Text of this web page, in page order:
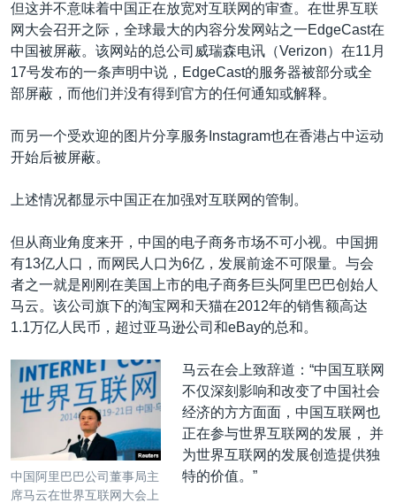
但这并不意味着中国正在放宽对互联网的审查。在世界互联
网大会召开之际，全球最大的内容分发网站之一EdgeCast在
中国被屏蔽。该网站的总公司威瑞森电讯（Verizon）在11月
17号发布的一条声明中说，EdgeCast的服务器被部分或全
部屏蔽，而他们并没有得到官方的任何通知或解释。
而另一个受欢迎的图片分享服务Instagram也在香港占中运动
开始后被屏蔽。
上述情况都显示中国正在加强对互联网的管制。
但从商业角度来开，中国的电子商务市场不可小视。中国拥
有13亿人口，而网民人口为6亿，发展前途不可限量。与会
者之一就是刚刚在美国上市的电子商务巨头阿里巴巴创始人
马云。该公司旗下的淘宝网和天猫在2012年的销售额高达
1.1万亿人民币，超过亚马逊公司和eBay的总和。
中国阿里巴巴公司董事局主
席马云在世界互联网大会上
马云在会上致辞道：“中国互联网
不仅深刻影响和改变了中国社会
经济的方方面面，中国互联网也
正在参与世界互联网的发展， 并
为世界互联网的发展创造提供独
特的价值。”